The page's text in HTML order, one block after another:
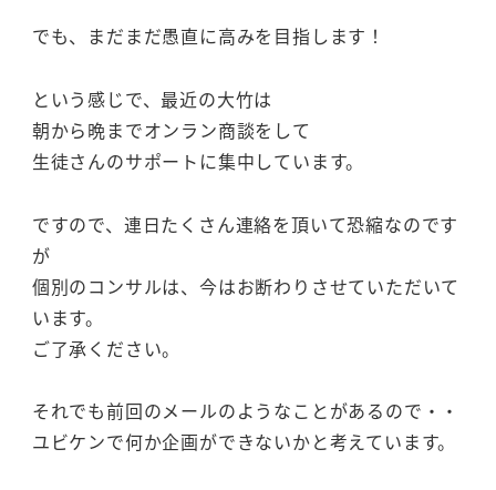
でも、まだまだ愚直に高みを目指します！
という感じで、最近の大竹は
朝から晩までオンラン商談をして
生徒さんのサポートに集中しています。
ですので、連日たくさん連絡を頂いて恐縮なのです
が
個別のコンサルは、今はお断わりさせていただいて
います。
ご了承ください。
それでも前回のメールのようなことがあるので・・
ユビケンで何か企画ができないかと考えています。